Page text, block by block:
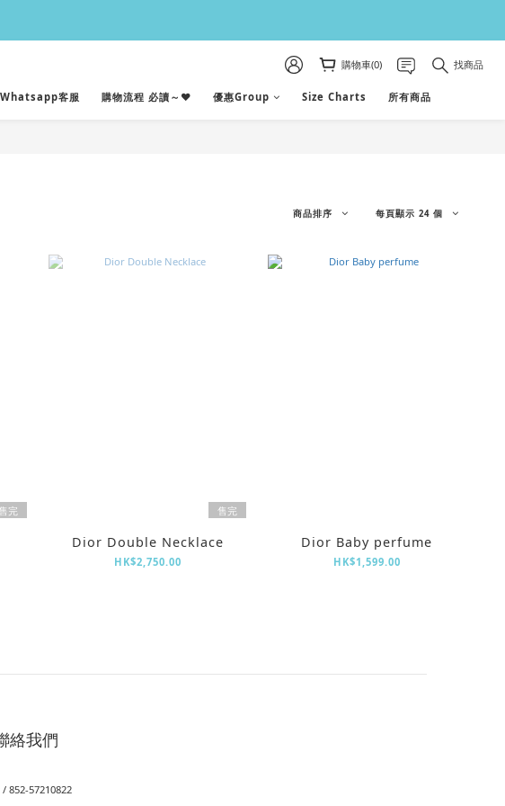
購物車(0) 找商品
Whatsapp客服 購物流程 必讀～♥ 優惠Group Size Charts 所有商品
商品排序 每頁顯示 24 個
完 售完
Dior Double Necklace
HK$2,750.00
Dior Baby perfume
HK$1,599.00
絡我們
/ 852-57210822